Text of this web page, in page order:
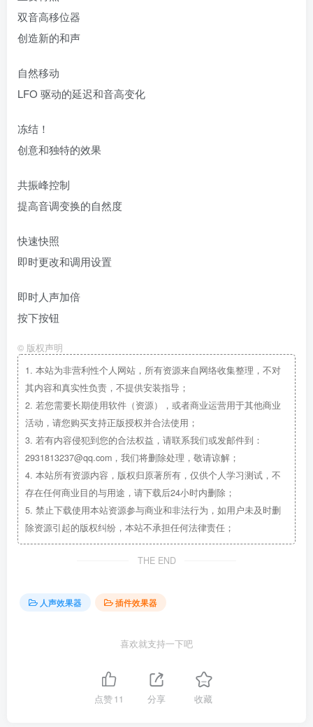
双音高移位器
创造新的和声
自然移动
LFO 驱动的延迟和音高变化
冻结！
创意和独特的效果
共振峰控制
提高音调变换的自然度
快速快照
即时更改和调用设置
即时人声加倍
按下按钮
© 版权声明
1. 本站为非营利性个人网站，所有资源来自网络收集整理，不对
其内容和真实性负责，不提供安装指导；
2. 若您需要长期使用软件（资源），或者商业运营用于其他商业
活动，请您购买支持正版授权并合法使用；
3. 若有内容侵犯到您的合法权益，请联系我们或发邮件到：
2931813237@qq.com，我们将删除处理，敬请谅解；
4. 本站所有资源内容，版权归原著所有，仅供个人学习测试，不
存在任何商业目的与用途，请下载后24小时内删除；
5. 禁止下载使用本站资源参与商业和非法行为，如用户未及时删
除资源引起的版权纠纷，本站不承担任何法律责任；
THE END
人声效果器 插件效果器
喜欢就支持一下吧
点赞11 分享 收藏